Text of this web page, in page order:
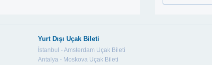
Yurt Dışı Uçak Bileti
İstanbul - Amsterdam Uçak Bileti
Antalya - Moskova Uçak Bileti